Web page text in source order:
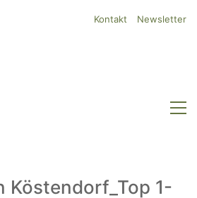
Kontakt Newsletter
Köstendorf_Top 1-